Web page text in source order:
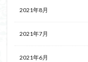
2021年8月
2021年7月
2021年6月